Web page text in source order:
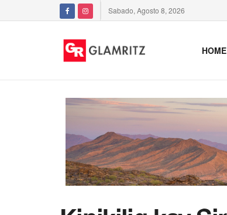
Sabado, Agosto 8, 2026
HOME